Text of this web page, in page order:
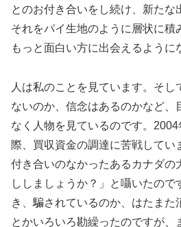
とのお付き合いをし続け、新たな
それをパイ生地のように層状に積
もっと面白い方に出会えるように
人は私のことを見ています。そ
ないのか、信念はあるのかなど、
なく人物を見ているのです。
際、買収資金の調達に苦戦してい
付き合いのなかったあるカナダの
ししましょうか？」と囁いたの
き、騙されているのか、はたまた
とかいろいろ勘繰ったのですが、